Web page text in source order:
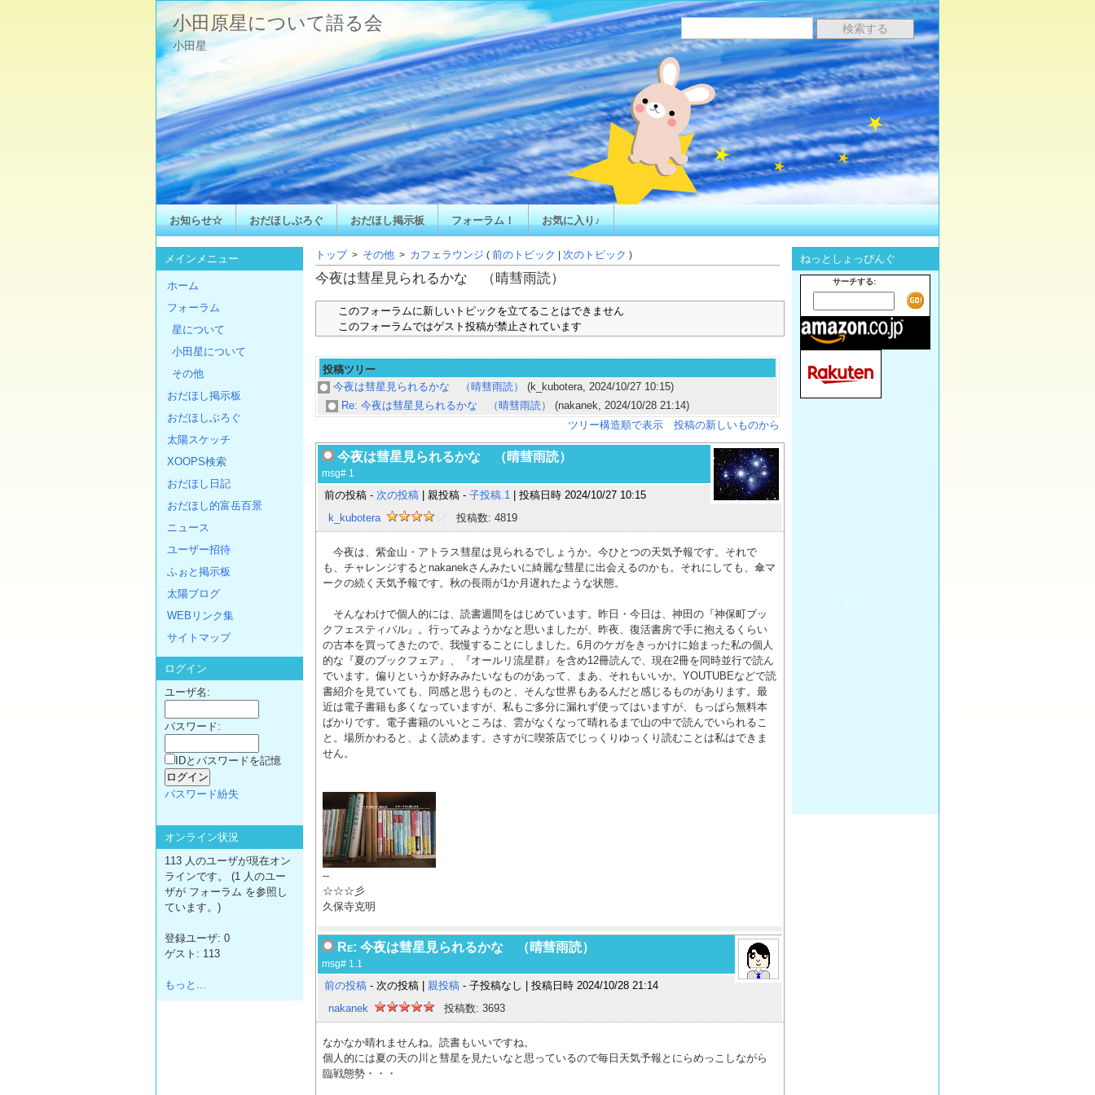
小田原星について語る会
小田星
お知らせ☆ おだほしぶろぐ おだほし掲示板 フォーラム！ お気に入り♪
トップ > その他 > カフェラウンジ ( 前のトピック 次のトピック )
今夜は彗星見られるかな （晴彗雨読）
このフォーラムに新しいトピックを立てることはできません
このフォーラムではゲスト投稿が禁止されています
投稿ツリー
今夜は彗星見られるかな （晴彗雨読）
(k_kubotera, 2024/10/27 10:15)
Re: 今夜は彗星見られるかな （晴彗雨読）
(nakanek, 2024/10/28 21:14)
ツリー構造順で表示
投稿の新しいものから
今夜は彗星見られるかな （晴彗雨読）
msg# 1
前の投稿 - 次の投稿 | 親投稿 - 子投稿.1 | 投稿日時 2024/10/27 10:15
k_kubotera
投稿数: 4819
今夜は、紫金山・アトラス彗星は見られるでしょうか。今ひとつの天気予報です。それで
も、チャレンジするとnakanekさんみたいに綺麗な彗星に出会えるのかも。それにしても、傘マ
ークの続く天気予報です。秋の長雨が1か月遅れたような状態。
そんなわけで個人的には、読書週間をはじめています。昨日・今日は、神田の『神保町ブッ
クフェスティバル』。行ってみようかなと思いましたが、昨夜、復活書房で手に抱えるくらい
の古本を買ってきたので、我慢することにしました。6月のケガをきっかけに始まった私の個人
的な『夏のブックフェア』、『オールリ流星群』を含め12冊読んで、現在2冊を同時並行で読ん
でいます。偏りというか好みみたいなものがあって、まあ、それもいいか。YOUTUBEなどで読
書紹介を見ていても、同感と思うものと、そんな世界もあるんだと感じるものがあります。最
近は電子書籍も多くなっていますが、私もご多分に漏れず使ってはいますが、もっぱら無料本
ばかりです。電子書籍のいいところは、雲がなくなって晴れるまで山の中で読んでいられるこ
と。場所かわると、よく読めます。さすがに喫茶店でじっくりゆっくり読むことは私はできま
せん。
--
☆☆☆彡
久保寺克明
Re: 今夜は彗星見られるかな （晴彗雨読）
msg# 1.1
前の投稿 - 次の投稿 | 親投稿 - 子投稿なし | 投稿日時 2024/10/28 21:14
nakanek
投稿数: 3693
なかなか晴れませんね。読書もいいですね。
個人的には夏の天の川と彗星を見たいなと思っているので毎日天気予報とにらめっこしながら
臨戦態勢・・・
メインメニュー
ホーム
フォーラム
星について
小田星について
その他
おだほし掲示板
おだほしぶろぐ
太陽スケッチ
XOOPS検索
おだほし日記
おだほし的富岳百景
ニュース
ユーザー招待
ふぉと掲示板
太陽ブログ
WEBリンク集
サイトマップ
ログイン
ユーザ名:
パスワード:
IDとパスワードを記憶
パスワード紛失
オンライン状況
113 人のユーザが現在オン
ラインです。 (1 人のユー
ザが フォーラム を参照し
ています。)
登録ユーザ: 0
ゲスト: 113
もっと...
ねっとしょっぴんぐ
サーチする: